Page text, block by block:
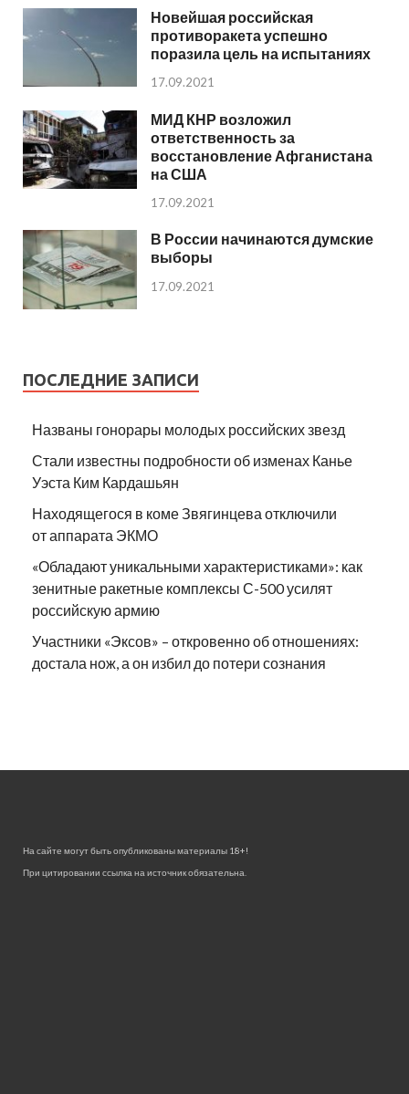
Новейшая российская
противоракета успешно
поразила цель на испытаниях
17.09.2021
МИД КНР возложил
ответственность за
восстановление Афганистана
на США
17.09.2021
В России начинаются думские
выборы
17.09.2021
ПОСЛЕДНИЕ ЗАПИСИ
Названы гонорары молодых российских звезд
Стали известны подробности об изменах Канье
Уэста Ким Кардашьян
Находящегося в коме Звягинцева отключили
от аппарата ЭКМО
«Обладают уникальными характеристиками»: как
зенитные ракетные комплексы С-500 усилят
российскую армию
Участники «Эксов» – откровенно об отношениях:
достала нож, а он избил до потери сознания
На сайте могут быть опубликованы материалы 18+!
При цитировании ссылка на источник обязательна.